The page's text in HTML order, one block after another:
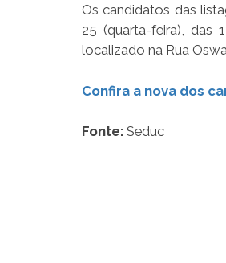
Os candidatos das
25 (quarta-feira), das
localizado na Rua
Confira a nova dos
Fonte: Seduc